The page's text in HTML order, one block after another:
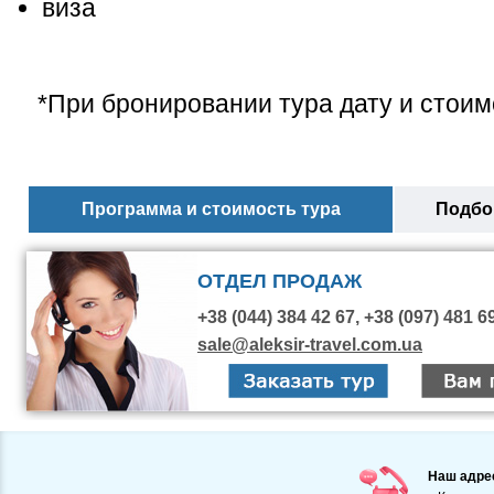
виза
*При бронировании тура дату и
Программа и стоимость тура
ОТДЕЛ ПРОДАЖ
+38 (044) 384 42 67, +38 (097) 481
sale@aleksir-travel.com.ua
Наш